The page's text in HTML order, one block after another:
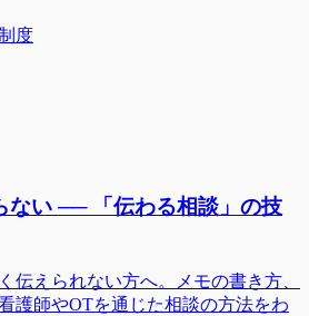
度
ない ── 「伝わる相談」の技
伝えられない方へ。メモの書き方、
護師やOTを通じた相談の方法をわ